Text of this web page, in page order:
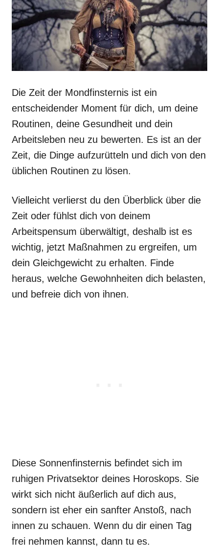
Die Zeit der Mondfinsternis ist ein
entscheidender Moment für dich, um deine
Routinen, deine Gesundheit und dein
Arbeitsleben neu zu bewerten. Es ist an der
Zeit, die Dinge aufzurütteln und dich von den
üblichen Routinen zu lösen.
Vielleicht verlierst du den Überblick über die
Zeit oder fühlst dich von deinem
Arbeitspensum überwältigt, deshalb ist es
wichtig, jetzt Maßnahmen zu ergreifen, um
dein Gleichgewicht zu erhalten. Finde
heraus, welche Gewohnheiten dich belasten,
und befreie dich von ihnen.
Diese Sonnenfinsternis befindet sich im
ruhigen Privatsektor deines Horoskops. Sie
wirkt sich nicht äußerlich auf dich aus,
sondern ist eher ein sanfter Anstoß, nach
innen zu schauen. Wenn du dir einen Tag
frei nehmen kannst, dann tu es.